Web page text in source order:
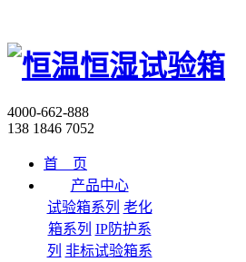
4000-662-888
138 1846 7052
首 页
产品中心
试验箱系列 老化
箱系列 IP防护系
列 非标试验箱系